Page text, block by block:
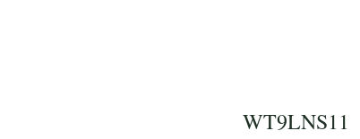
WT9LNS11